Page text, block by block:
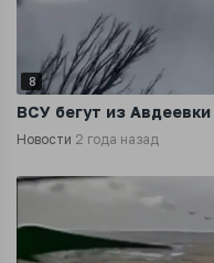
8
ВСУ бегут из
Новости 2 года назад